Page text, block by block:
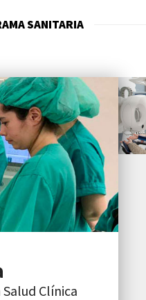
SANITARIA
Clínica